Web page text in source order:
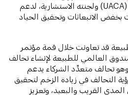
الإمارات للعمل المناخي» (UACA) ولجنته الاستشارية، لدعم
بخفض الانبعاثات وتحقيق الحياد
قد تعاونت خلال قمة مؤتمر
27» مع الصندوق العالمي للطبيعة لإنشاء تحالف
تحالف متعدِّد الشركاء يدعم
التحالف في زيادة الزخم لتحقيق
القريب والبعيد، وتعزيز